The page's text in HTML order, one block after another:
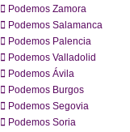
Podemos Zamora
Podemos Salamanca
Podemos Palencia
Podemos Valladolid
Podemos Ávila
Podemos Burgos
Podemos Segovia
Podemos Soria